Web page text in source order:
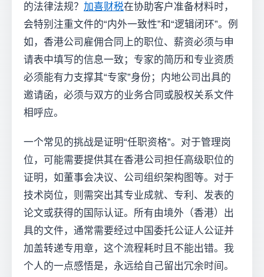
的法律法规？ 加喜财税在协助客户准备材料时，
会特别注重文件的“内外一致性”和“逻辑闭环”。例
如，香港公司雇佣合同上的职位、薪资必须与申
请表中填写的信息一致；专家的简历和专业资质
必须能有力支撑其“专家”身份；内地公司出具的
邀请函，必须与双方的业务合同或股权关系文件
相呼应。
一个常见的挑战是证明“任职资格”。对于管理岗
位，可能需要提供其在香港公司担任高级职位的
证明，如董事会决议、公司组织架构图等。对于
技术岗位，则需突出其专业成就、专利、发表的
论文或获得的国际认证。所有由境外（香港）出
具的文件，通常需要经过中国委托公证人公证并
加盖转递专用章，这个流程耗时且不能出错。我
个人的一点感悟是，永远给自己留出冗余时间。